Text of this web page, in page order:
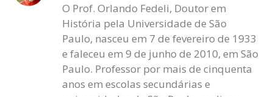
O Prof. Orlando Fedeli, Doutor em
História pela Universidade de São
Paulo, nasceu em 7 de fevereiro de 1933
e faleceu em 9 de junho de 2010, em São
Paulo. Professor por mais de cinquenta
anos em escolas secundárias e